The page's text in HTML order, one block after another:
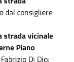
dal consigliere
strada vicinale
Piano
Di Dio;